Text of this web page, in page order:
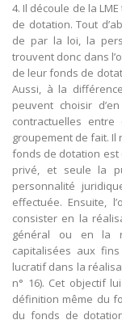
4. Il découle de la
de dotation. Tout
de par la loi, la
trouvent donc dans
de leur fonds de
Aussi, à la
peuvent choisir
contractuelles entre
groupement de fait.
fonds de dotation
privé, et seule la
personnalité
effectuée. Ensuite,
consister en la
général ou en la
capitalisées aux
lucratif dans la
n° 16). Cet objectif
définition même du
du fonds de